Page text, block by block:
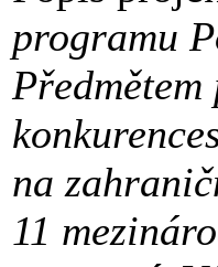
programu
na
11